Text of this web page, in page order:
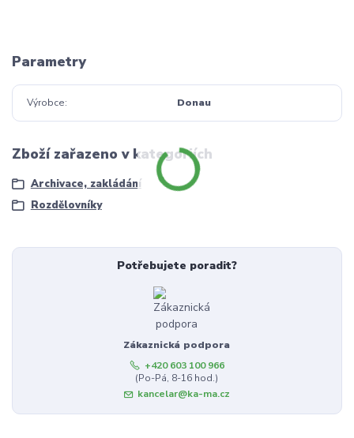
Parametry
Výrobce Donau
Zboží zařazeno v kategoriích
Archivace, zakládání
Rozdělovníky
Potřebujete poradit?
Zákaznická podpora
+420 603 100 966
(Po-Pá, 8-16 hod.)
kancelar@ka-ma.cz